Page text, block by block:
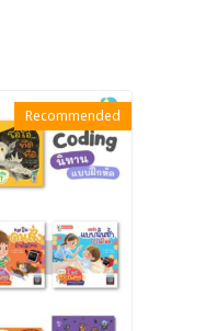
Recommended